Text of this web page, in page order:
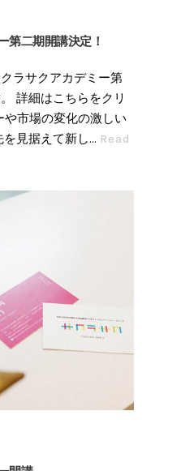
第二期開講決定！
ラサクアカデミー第
詳細はこちらをクリ
市場の変化の激しい
見据えて新し... Read